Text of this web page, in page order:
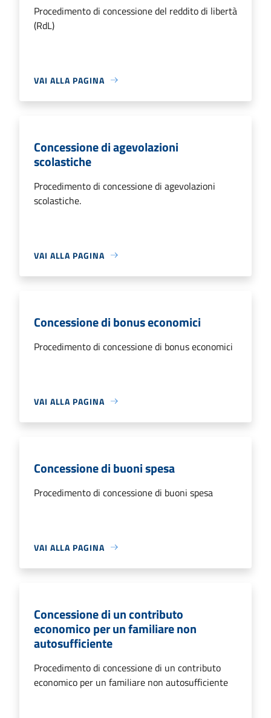
Procedimento di concessione del reddito di libertà
(RdL)
VAI ALLA PAGINA
Concessione di agevolazioni
scolastiche
Procedimento di concessione di agevolazioni
scolastiche.
VAI ALLA PAGINA
Concessione di bonus economici
Procedimento di concessione di bonus economici
VAI ALLA PAGINA
Concessione di buoni spesa
Procedimento di concessione di buoni spesa
VAI ALLA PAGINA
Concessione di un contributo
economico per un familiare non
autosufficiente
Procedimento di concessione di un contributo
economico per un familiare non autosufficiente